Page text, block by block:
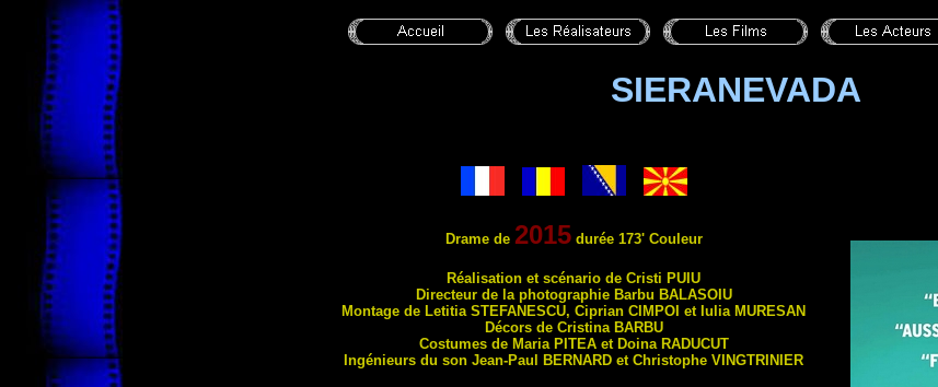
SIERANEVADA
Drame de 2015durée 173' Couleur
Réalisation et scénario de Cristi PUIU
Directeur de la photographie Barbu BALASOIU
Montage de Letitia STEFANESCU, Ciprian CIMPOI et Iulia MURESAN
Décors de Cristina BARBU
Costumes de Maria PITEAet Doina RADUCUT
Ingénieurs du son Jean-Paul
BERNARD et Christophe VINGTRINIER